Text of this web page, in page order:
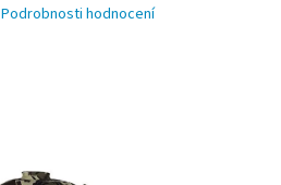
Podrobnosti hodnocení